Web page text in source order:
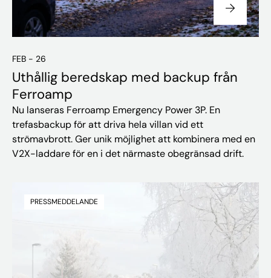
FEB - 26
Uthållig beredskap med backup från
Ferroamp
Nu lanseras Ferroamp Emergency Power 3P. En
trefasbackup för att driva hela villan vid ett
strömavbrott. Ger unik möjlighet att kombinera med en
V2X-laddare för en i det närmaste obegränsad drift.
PRESSMEDDELANDE